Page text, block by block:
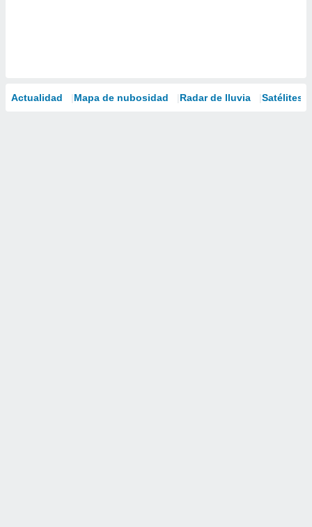
Actualidad Mapa de nubosidad Radar de lluvia Satélites